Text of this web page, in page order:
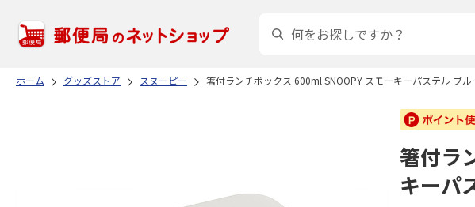
ホーム グッズストア スヌーピー 箸付ランチボックス 600ml SNOOPY スモーキーパステル ブル
箸付ラ
キーパ